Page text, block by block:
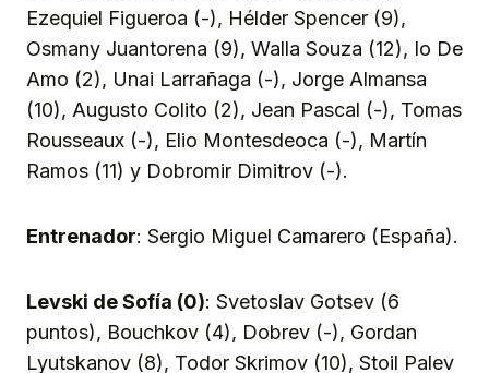
Ezequiel Figueroa (-), Hélder Spencer (9),
Osmany Juantorena (9), Walla Souza (12), Io De
Amo (2), Unai Larrañaga (-), Jorge Almansa
(10), Augusto Colito (2), Jean Pascal (-), Tomas
Rousseaux (-), Elio Montesdeoca (-), Martín
Ramos (11) y Dobromir Dimitrov (-).
Entrenador: Sergio Miguel Camarero (España).
Levski de Sofía (0): Svetoslav Gotsev (6
puntos), Bouchkov (4), Dobrev (-), Gordan
Lyutskanov (8), Todor Skrimov (10), Stoil Palev